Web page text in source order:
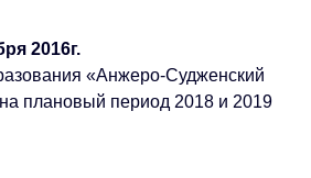
2016г.
«Анжеро-Судженский
на плановый период 2018 и 2019